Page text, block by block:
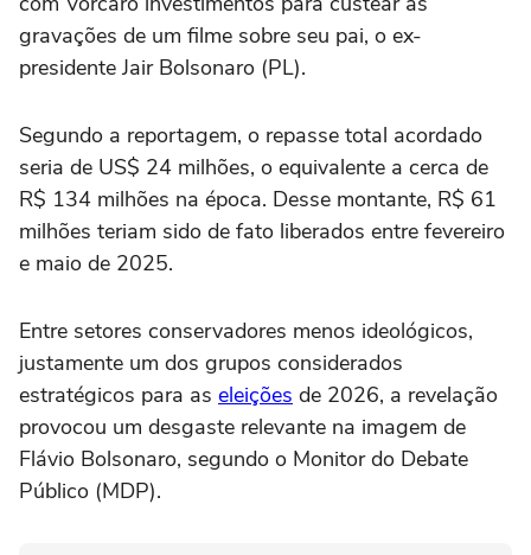
gravações de um filme sobre seu pai, o ex-
presidente Jair Bolsonaro (PL).
Segundo a reportagem, o repasse total acordado
seria de US$ 24 milhões, o equivalente a cerca de
R$ 134 milhões na época. Desse montante, R$ 61
milhões teriam sido de fato liberados entre fevereiro
e maio de 2025.
Entre setores conservadores menos ideológicos,
justamente um dos grupos considerados
estratégicos para as eleições de 2026, a revelação
provocou um desgaste relevante na imagem de
Flávio Bolsonaro, segundo o Monitor do Debate
Público (MDP).